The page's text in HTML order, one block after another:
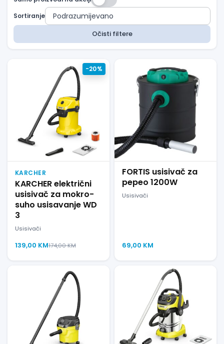
Sortiranje
Očisti filtere
-20%
KARCHER
KARCHER električni
usisivač za mokro-
suho usisavanje WD
3
Usisivači
139,00 KM174,00KM
FORTIS usisivač za
pepeo 1200W
Usisivači
69,00 KM